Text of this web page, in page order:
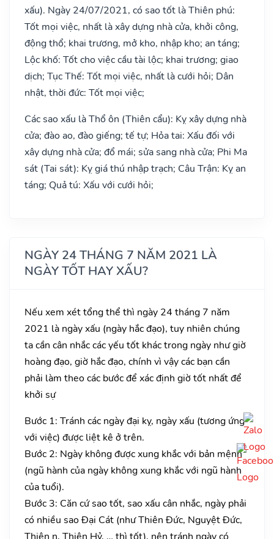
xấu). Ngày 24/07/2021, có sao tốt là Thiên phú:
Tốt mọi việc, nhất là xây dựng nhà cửa, khởi công,
động thổ; khai trương, mở kho, nhập kho; an táng;
Lộc khố: Tốt cho việc cầu tài lộc; khai trương; giao
dịch; Tục Thế: Tốt mọi việc, nhất là cưới hỏi; Dân
nhật, thời đức: Tốt mọi việc;
Các sao xấu là Thổ ôn (Thiên cẩu): Kỵ xây dựng nhà
cửa; đào ao, đào giếng; tế tự; Hỏa tai: Xấu đối với
xây dựng nhà cửa; đổ mái; sửa sang nhà cửa; Phi Ma
sát (Tai sát): Kỵ giá thú nhập trạch; Câu Trận: Kỵ an
táng; Quả tú: Xấu với cưới hỏi;
NGÀY 24 THÁNG 7 NĂM 2021 LÀ
NGÀY TỐT HAY XẤU?
Nếu xem xét tổng thể thì ngày 24 tháng 7 năm
2021 là ngày xấu (ngày hắc đạo), tuy nhiên chúng
ta cần cân nhắc các yếu tốt khác trong ngày như giờ
hoàng đạo, giờ hắc đạo, chính vì vậy các bạn cần
phải làm theo các bước để xác định giờ tốt nhất để
khởi sự
Bước 1: Tránh các ngày đại kỵ, ngày xấu (tương ứng
với việc) được liệt kê ở trên.
Bước 2: Ngày không được xung khắc với bản mệnh
(ngũ hành của ngày không xung khắc với ngũ hành
của tuổi).
Bước 3: Căn cứ sao tốt, sao xấu cân nhắc, ngày phải
có nhiều sao Đại Cát (như Thiên Đức, Nguyệt Đức,